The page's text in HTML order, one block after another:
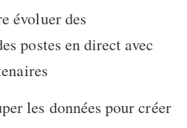
évoluer des
postes en direct avec
les données pour créer